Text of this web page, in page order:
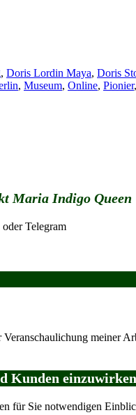
, Doris Lordin Maya, Doris
, Museum, Online, Pionier,
Maria Indigo Queen
Telegram
meiner
Kunden einzuwirken
für Sie notwendigen